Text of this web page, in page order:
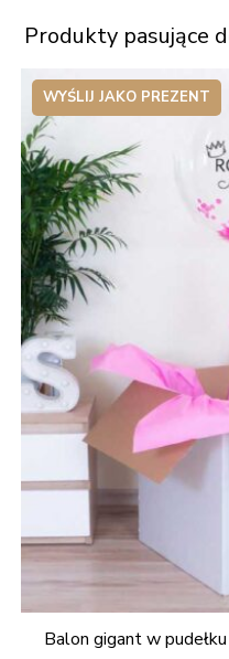
Produkty pasujące
WYŚLIJ JAKO PREZENT
Balon gigant w